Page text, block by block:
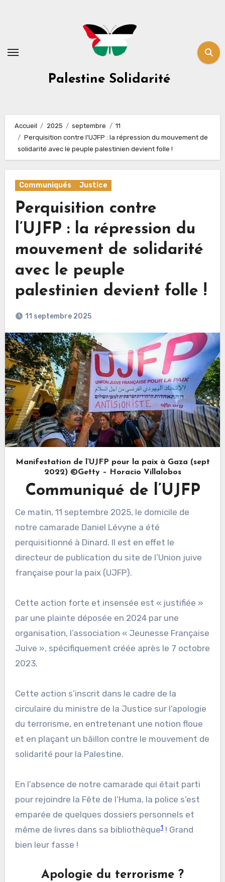
Palestine Solidarité
Accueil 2025 septembre
11
Perquisition contre l’UJFP : la répression du mouvement de
solidarité avec le peuple palestinien devient folle !
Communiqués Justice
Perquisition contre
l’UJFP : la répression du
mouvement de solidarité
avec le peuple
palestinien devient folle !
11 septembre 2025
Manifestation de l’UJFP pour la paix à Gaza (sept
2022) ©Getty – Horacio Villalobos
Communiqué de l’UJFP
Ce matin, 11 septembre 2025, le domicile de
notre camarade Daniel Lévyne a été
perquisitionné à Dinard. Il est en effet le
directeur de publication du site de l’Union juive
française pour la paix (UJFP).
Cette action forte et insensée est « justifiée »
par une plainte déposée en 2024 par une
organisation, l’association « Jeunesse Française
Juive », spécifiquement créée après le 7 octobre
2023.
Cette action s’inscrit dans le cadre de la
circulaire du ministre de la Justice sur l’apologie
du terrorisme, en entretenant une notion floue
et en plaçant un bâillon contre le mouvement de
solidarité pour la Palestine.
En l’absence de notre camarade qui était parti
pour rejoindre la Fête de l’Huma, la police s’est
emparée de quelques dossiers personnels et
même de livres dans sa bibliothèque1! Grand
bien leur fasse !
Apologie du terrorisme ?